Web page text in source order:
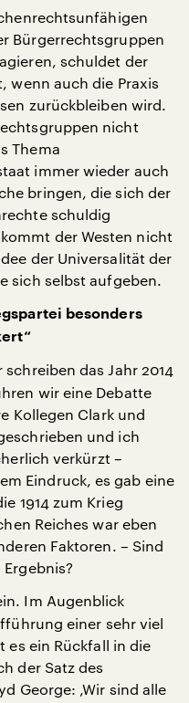
Bürgerrechtsgruppen
schuldet der
wenn auch die Praxis
zurückbleiben wird.
nicht
Thema
immer wieder auch
bringen, die sich der
schuldig
der Westen nicht
der Universalität der
sich selbst aufgeben.
besonders
schreiben das Jahr 2014
wir eine Debatte
Kollegen Clark und
und ich
verkürzt –
Eindruck, es gab eine
1914 zum Krieg
Reiches war eben
Faktoren. – Sind
Im Augenblick
einer sehr viel
es ein Rückfall in die
der Satz des
George: ‚Wir sind alle